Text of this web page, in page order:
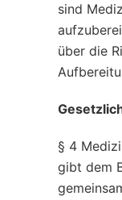
sind
über die
§ 4
gibt dem